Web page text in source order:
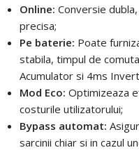
Online: Conversie
precisa;
Pe baterie: Poate
stabila, timpul de
Acumulator si 4ms
Mod Eco: Optimizeaza
costurile utilizatorului;
Bypass automat:
sarcinii chiar si in cazul